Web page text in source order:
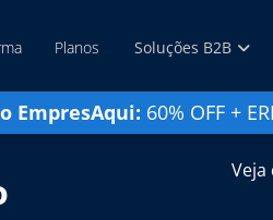
Planos Soluções B2B
EmpresAqui: 60% OFF +
Veja